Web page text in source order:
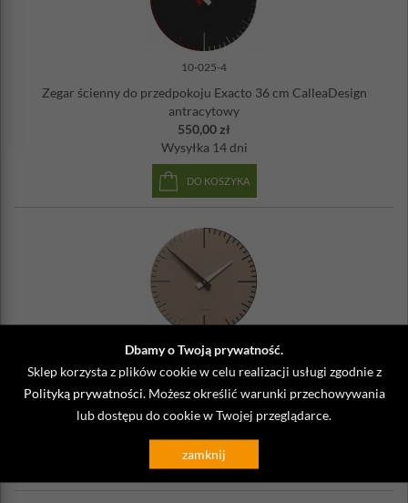
Dbamy o Twoją prywatność.
Sklep korzysta z plików cookie w celu realizacji usługi zgodnie z
Polityką prywatności . Możesz określić warunki przechowywania
lub dostępu do cookie w Twojej przeglądarce.
zamknij
10-025-4
Zegar ścienny do przedpokoju Exacto 36 cm CalleaDesign
antracytowy
550,00 zł
Wysyłka 14 dni
DO KOSZYKA
10-025-14
Zegar ścienny do kawiarni Exacto 36 cm CalleaDesign
caffelatte
550,00 zł
DO KOSZYKA